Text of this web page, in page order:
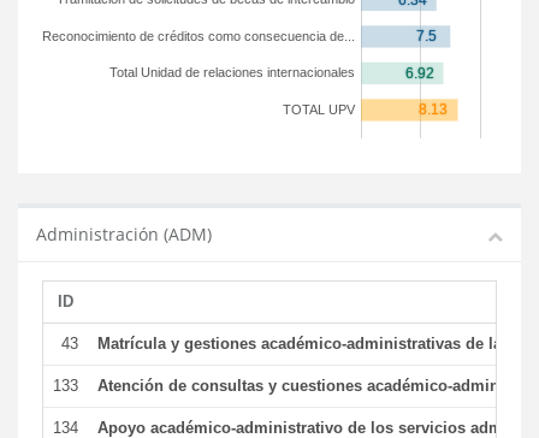
TOTAL UPV
Total Unidad de relaciones internacionales
Reconocimiento de créditos como consecuencia de...
Administración (ADM)
ID
43 Matrícula y gestiones académico-administrativas de la
133 Atención de consultas y cuestiones académico-
134 Apoyo académico-administrativo de los servicios